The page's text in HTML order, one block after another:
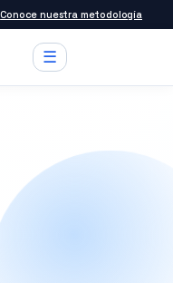
Conoce nuestra metodología
☰